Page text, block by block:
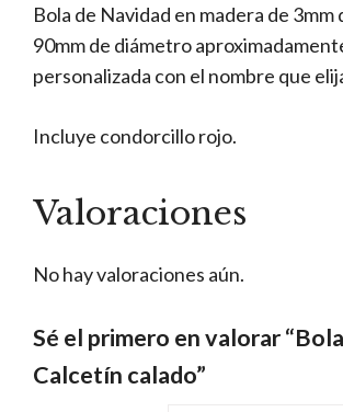
Bola de Navidad en madera de 3mm
90mm de diámetro
personalizada con el nombre que
Incluye condorcillo rojo.
Valoraciones
No hay valoraciones aún.
Sé el primero en valorar
Calcetín calado”